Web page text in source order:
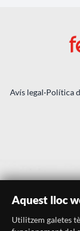
Avís legal·Política
Aquest lloc
Utilitzem galetes